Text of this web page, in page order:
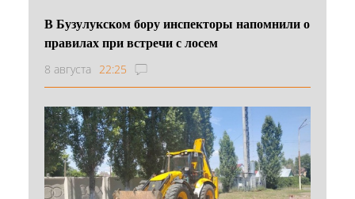
В Бузулукском бору инспекторы напомнили о
правилах при встречи с лосем
8 августа 22:25